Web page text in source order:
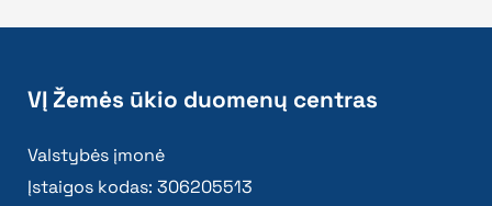
VĮ Žemės ūkio duomenų centras
Valstybės įmonė
Įstaigos kodas: 306205513